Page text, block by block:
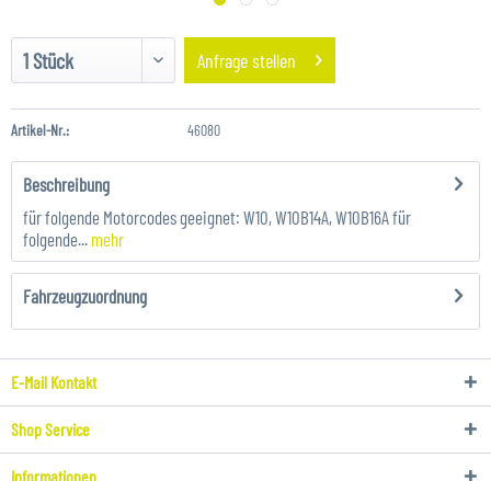
Anfrage stellen
Artikel-Nr.: 46080
Beschreibung
für folgende Motorcodes geeignet: W10, W10B14A, W10B16A für
folgende... mehr
Fahrzeugzuordnung
E-Mail Kontakt
Shop Service
Informationen